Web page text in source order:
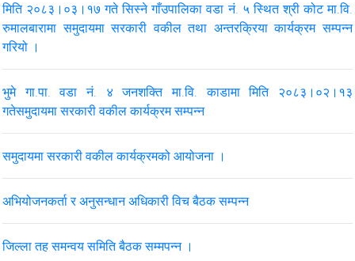
मिति २०८३।०३।१७ गते सिस्ने गाँउपालिका वडा नं. ५ स्थित श्री कोट मा.वि.
रुमालबारामा समुदायमा सरकारी वकील तथा अन्तरक्रिया कार्यक्रम सम्पन्न
गरियो ।
भुमे गा.पा. वडा नं. ४ जनशक्ति मा.वि. काडामा मिति २०८३।०२।१३
गतेसमुदायमा सरकारी वकील कार्यक्रम सम्पन्न
समुदायमा सरकारी वकील कार्यक्रमको आयोजना ।
अभियोजनकर्ता र अनुसन्धान अधिकारी विच बैठक सम्पन्न
जिल्ला तह समन्वय समिति बैठक सम्मपन्न ।